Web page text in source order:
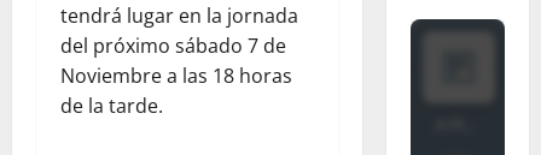
tendrá lugar en la jornada
del próximo sábado 7 de
Noviembre a las 18 horas
de la tarde.